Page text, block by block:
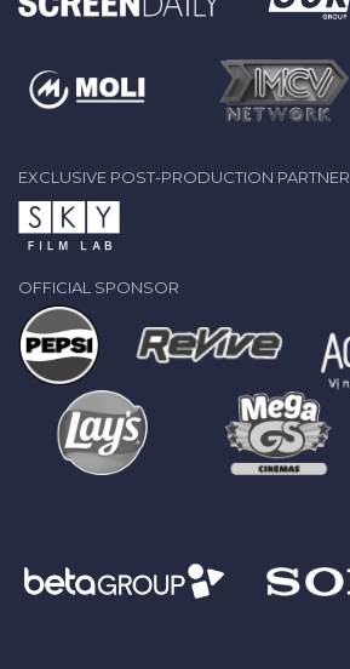
EXCLUSIVE POST-PRODUCTION PARTNER
OFFICIAL SPONSOR